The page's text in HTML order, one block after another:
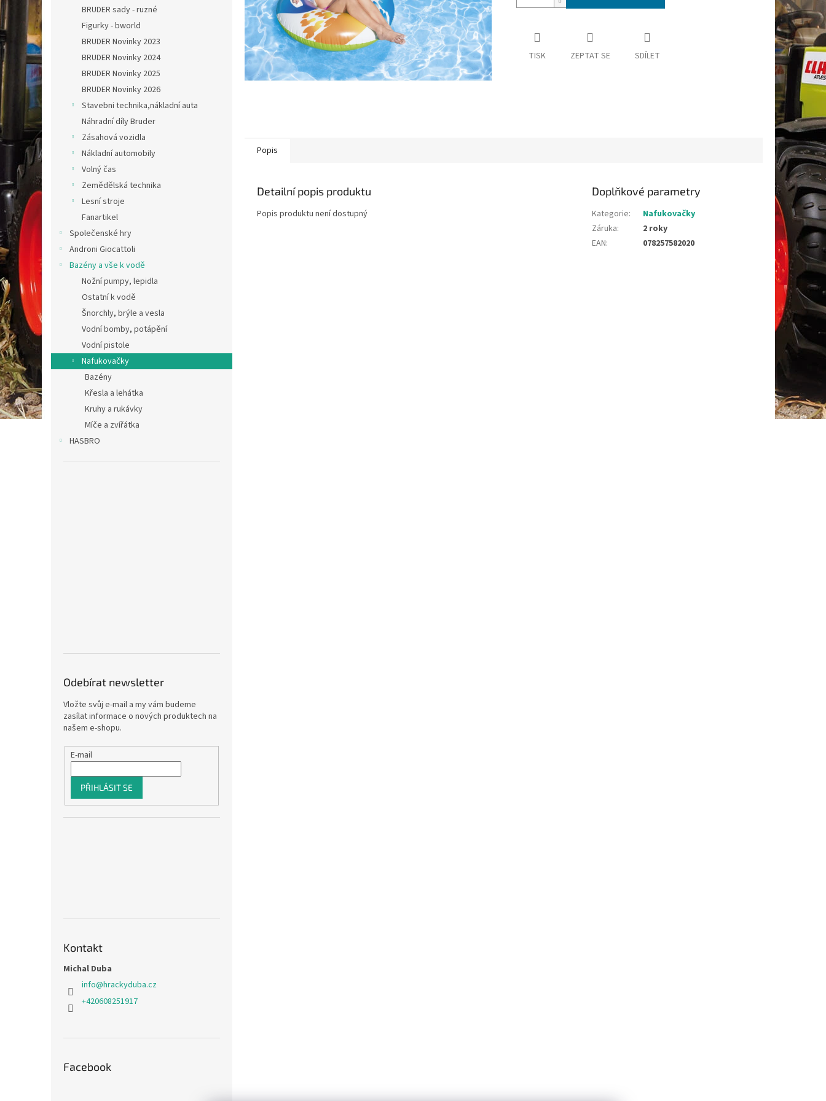
BRUDER sady - ruzné
Figurky - bworld
BRUDER Novinky 2023
BRUDER Novinky 2024
BRUDER Novinky 2025
BRUDER Novinky 2026
Stavebni technika,nákladní auta
Náhradní díly Bruder
Zásahová vozidla
Nákladní automobily
Volný čas
Zemědělská technika
Lesní stroje
Fanartikel
Společenské hry
Androni Giocattoli
Bazény a vše k vodě
Nožní pumpy, lepidla
Ostatní k vodě
Šnorchly, brýle a vesla
Vodní bomby, potápění
Vodní pistole
Nafukovačky
Bazény
Křesla a lehátka
Kruhy a rukávky
Míče a zvířátka
HASBRO
Odebírat newsletter
Vložte svůj e-mail a my vám budeme
zasílat informace o nových produktech na
našem e-shopu.
E-mail
PŘIHLÁSIT SE
Kontakt
Michal Duba
info@hrackyduba.cz
+420608251917
Facebook
TISK ZEPTAT SE SDÍLET
Popis
Detailní popis produktu
Popis produktu není dostupný
Doplňkové parametry
Kategorie:
Nafukovačky
Záruka:
2 roky
EAN: 078257582020